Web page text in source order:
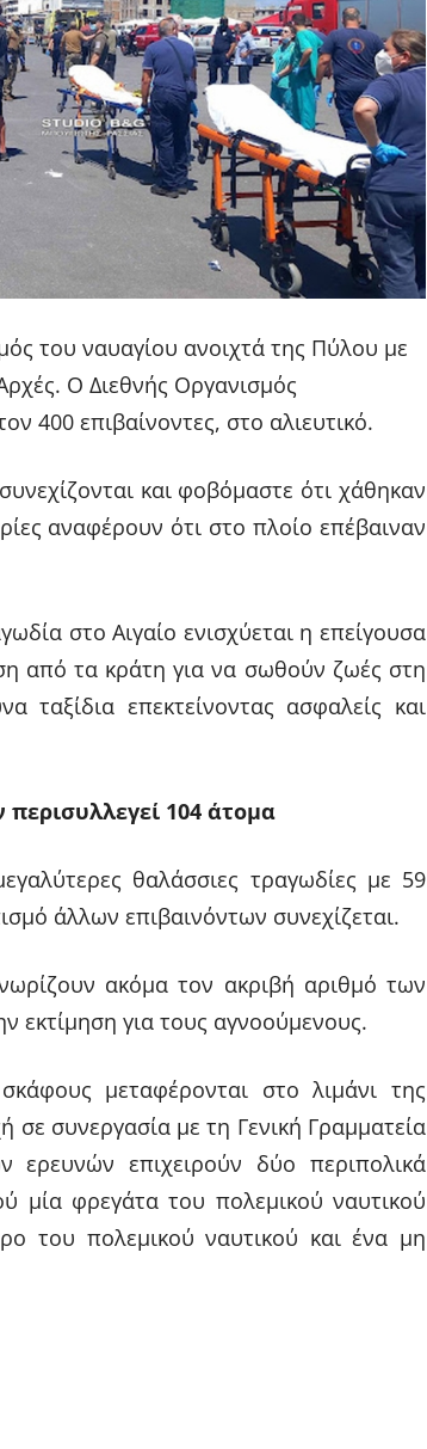
του ναυαγίου ανοιχτά της Πύλου με
Ο Διεθνής Οργανισμός
400 επιβαίνοντες, στο αλιευτικό.
και φοβόμαστε ότι χάθηκαν
αναφέρουν ότι στο πλοίο επέβαιναν
στο Αιγαίο ενισχύεται η επείγουσα
από τα κράτη για να σωθούν ζωές στη
ταξίδια επεκτείνοντας ασφαλείς και
περισυλλεγεί 104 άτομα
θαλάσσιες τραγωδίες με 59
άλλων επιβαινόντων συνεχίζεται.
ακόμα τον ακριβή αριθμό των
εκτίμηση για τους αγνοούμενους.
μεταφέρονται στο λιμάνι της
συνεργασία με τη Γενική Γραμματεία
ερευνών επιχειρούν δύο περιπολικά
μία φρεγάτα του πολεμικού ναυτικού
του πολεμικού ναυτικού και ένα μη